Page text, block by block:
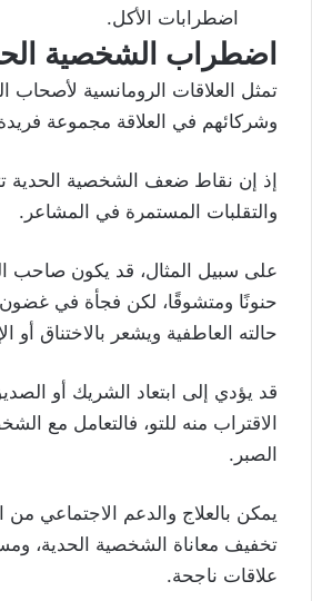
اضطرابات الأكل.
اضطراب الشخصية
تمثل العلاقات الرومانسية لأصحاب
وشركائهم في العلاقة مجموعة
إذ إن نقاط ضعف الشخصية الحدية
والتقلبات المستمرة في المشاعر.
على سبيل المثال، قد يكون صاحب
حنونًا ومتشوقًا، لكن فجأة في غضون
حالته العاطفية ويشعر بالاختناق أو
قد يؤدي إلى ابتعاد الشريك أو
الاقتراب منه للتو، فالتعامل مع
الصبر.
يمكن بالعلاج والدعم الاجتماعي من
تخفيف معاناة الشخصية الحدية،
علاقات ناجحة.